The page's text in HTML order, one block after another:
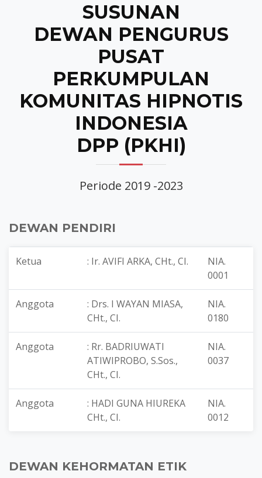
SUSUNAN
DEWAN PENGURUS
PUSAT
PERKUMPULAN
KOMUNITAS HIPNOTIS
INDONESIA
DPP (PKHI)
Periode 2019 -2023
DEWAN PENDIRI
Ketua : Ir. AVIFI ARKA, CHt., CI.
NIA.
0001
Anggota
: Drs. I WAYAN MIASA,
CHt., CI.
NIA.
0180
Anggota
: Rr. BADRIUWATI
ATIWIPROBO, S.Sos.,
CHt., CI.
NIA.
0037
Anggota
: HADI GUNA HIUREKA
CHt., CI.
NIA.
0012
DEWAN KEHORMATAN ETIK